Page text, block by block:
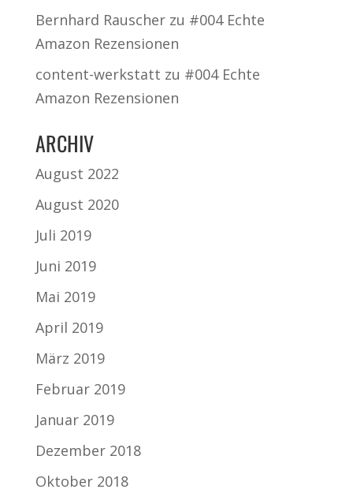
Bernhard Rauscherzu #004 Echte
Amazon Rezensionen
content-werkstatt zu #004 Echte
Amazon Rezensionen
ARCHIV
August 2022
August 2020
Juli 2019
Juni 2019
Mai 2019
April 2019
März 2019
Februar 2019
Januar 2019
Dezember 2018
Oktober 2018